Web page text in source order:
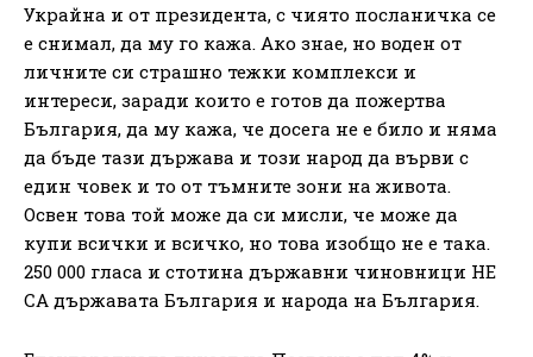
Украйна и от президента, с чиято посланичка се
е снимал, да му го кажа. Ако знае, но воден от
личните си страшно тежки комплекси и
интереси, заради които е готов да пожертва
България, да му кажа, че досега не е било и няма
да бъде тази държава и този народ да върви с
един човек и то от тъмните зони на живота.
Освен това той може да си мисли, че може да
купи всички и всичко, но това изобщо не е така.
250 000 гласа и стотина държавни чиновници НЕ
СА държавата България и народа на България.